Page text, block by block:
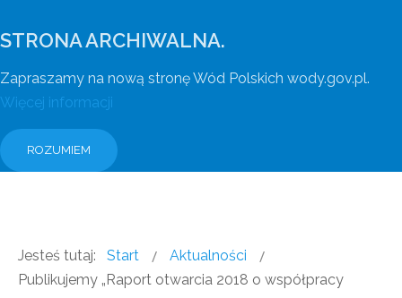
STRONA ARCHIWALNA.
Zapraszamy na nową stronę Wód Polskich wody.gov.pl.
Więcej informacji
ROZUMIEM
Jesteś tutaj: Start
Aktualności
Publikujemy „Raport otwarcia 2018 o współpracy